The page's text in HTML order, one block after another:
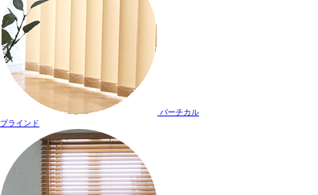
バーチカル
ブラインド